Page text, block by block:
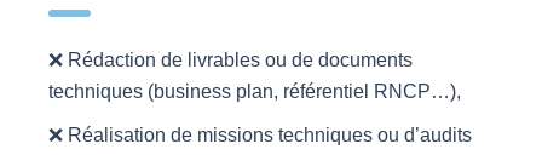
❌ Rédaction de livrables ou de documents
techniques (business plan, référentiel RNCP…),
❌ Réalisation de missions techniques ou d’audits